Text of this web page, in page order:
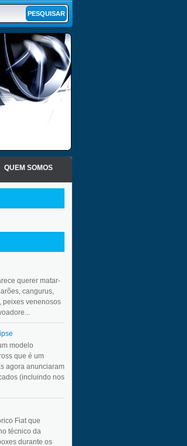
QUEM SOMOS
querer matar-
cangurus,
peixes venenosos
modelo
que é um
agora anunciaram
(incluindo nos
Fiat que
técnico da
durante os